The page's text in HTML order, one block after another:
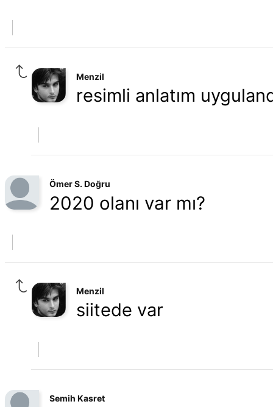
Menzil
resimli anlatım
Ömer S. Doğru
2020 olanı var mı?
Menzil
siitede var
Semih Kasret